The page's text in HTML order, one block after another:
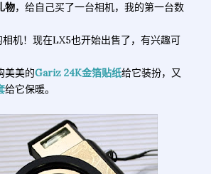
物，给自己买了一台相机，我的第一台数
相机！现在LX5也开始出售了，有兴趣可
美美的Gariz 24K金箔贴纸给它装扮，又
给它保暖。